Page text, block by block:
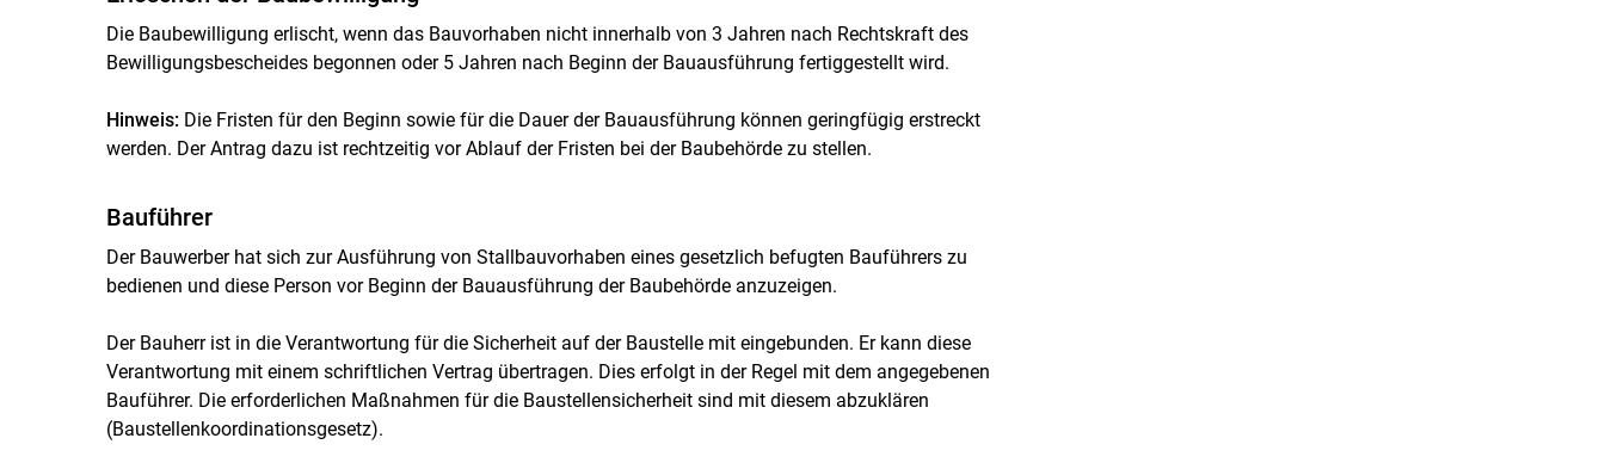
Die Baubewilligung erlischt, wenn das Bauvorhaben nicht innerhalb von 3 Jahren nach Rechtskraft des
Bewilligungsbescheides begonnen oder 5 Jahren nach Beginn der Bauausführung fertiggestellt wird.
Hinweis: Die Fristen für den Beginn sowie für die Dauer der Bauausführung können geringfügig erstreckt
werden. Der Antrag dazu ist rechtzeitig vor Ablauf der Fristen bei der Baubehörde zu stellen.
Bauführer
Der Bauwerber hat sich zur Ausführung von Stallbauvorhaben eines gesetzlich befugten Bauführers zu
bedienen und diese Person vor Beginn der Bauausführung der Baubehörde anzuzeigen.
Der Bauherr ist in die Verantwortung für die Sicherheit auf der Baustelle mit eingebunden. Er kann diese
Verantwortung mit einem schriftlichen Vertrag übertragen. Dies erfolgt in der Regel mit dem angegebenen
Bauführer. Die erforderlichen Maßnahmen für die Baustellensicherheit sind mit diesem abzuklären
(Baustellenkoordinationsgesetz).